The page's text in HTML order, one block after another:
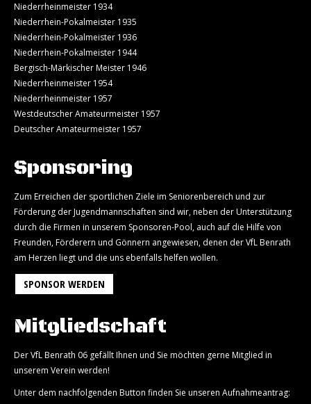
Niederrheinmeister 1934
Niederrhein-Pokalmeister 1935
Niederrhein-Pokalmeister 1936
Niederrhein-Pokalmeister 1944
Bergisch-Märkischer Meister 1946
Niederrheinmeister 1954
Niederrheinmeister 1957
Westdeutscher Amateurmeister 1957
Deutscher Amateurmeister 1957
Sponsoring
Zum Erreichen der sportlichen Ziele im Seniorenbereich und zur
Förderung der Jugendmannschaften sind wir, neben der Unterstützung
durch die Firmen in unserem Sponsoren-Pool, auch auf die Hilfe von
Freunden, Förderern und Gönnern angewiesen, denen der VfL Benrath
am Herzen liegt und die uns ebenfalls helfen wollen.
SPONSOR WERDEN
Mitgliedschaft
Der VfL Benrath 06 gefällt Ihnen und Sie möchten gerne Mitglied in
unserem Verein werden!
Unter dem nachfolgenden Button finden Sie unseren Aufnahmeantrag: